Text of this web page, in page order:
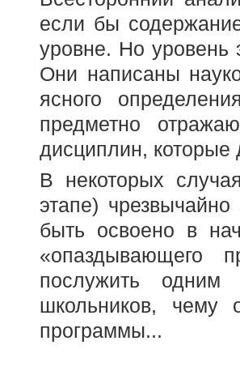
если бы
уровне. Но уровень
Они написаны
ясного
предметно
дисциплин,
В некоторых
этапе)
быть освоено в
«опаздывающего
послужить одним
школьников, чему
программы...